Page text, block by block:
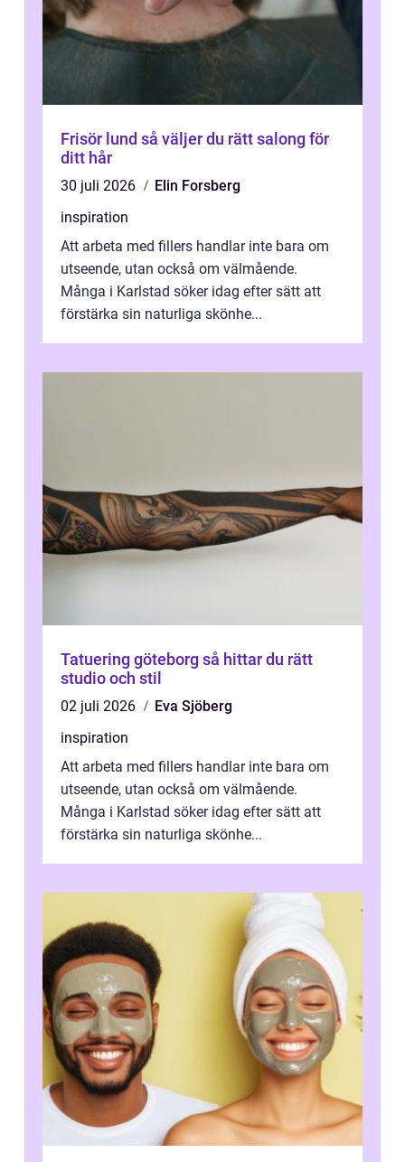
Frisör lund så väljer du rätt salong för
ditt hår
30 juli 2026
Elin Forsberg
inspiration
Att arbeta med fillers handlar inte bara om
utseende, utan också om välmående.
Många i Karlstad söker idag efter sätt att
förstärka sin naturliga skönhe...
Tatuering göteborg så hittar du rätt
studio och stil
02 juli 2026
Eva Sjöberg
inspiration
Att arbeta med fillers handlar inte bara om
utseende, utan också om välmående.
Många i Karlstad söker idag efter sätt att
förstärka sin naturliga skönhe...